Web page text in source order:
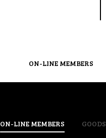
ON-LINE MEMBERS
ON-LINE MEMBERS GOODS